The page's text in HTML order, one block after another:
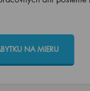
NA MIERU